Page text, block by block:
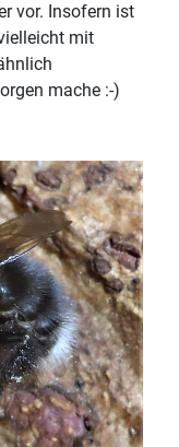
vor. Insofern ist
mit
mache :-)